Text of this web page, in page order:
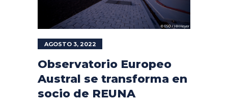
AGOSTO 3, 2022
Observatorio Europeo
Austral se transforma en
socio de REUNA